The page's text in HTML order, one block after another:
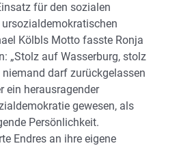
für den sozialen
Kölbls Motto fasste Ronja
„Stolz auf Wasserburg, stolz
darf zurückgelassen
ein herausragender
gewesen, als
Persönlichkeit.
Endres an ihre eigene